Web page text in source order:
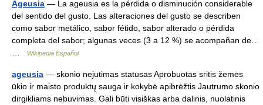
Ageusia — La ageusia es la pérdida o disminución considerable
del sentido del gusto. Las alteraciones del gusto se describen
como sabor metálico, sabor fétido, sabor alterado o pérdida
completa del sabor; algunas veces (3 a 12 %) se acompañan de…
Wikipedia Español
ageusia — skonio nejutimas statusas Aprobuotas sritis žemės
ūkio ir maisto produktų sauga ir kokybė apibrėžtis Jautrumo skonio
dirgikliams nebuvimas. Gali būti visiškas arba dalinis, nuolatinis